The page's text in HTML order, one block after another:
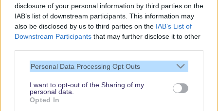
disclosure of your personal information by third parties on the
IAB’s list of downstream participants. This information may
also be disclosed by us to third parties on the IAB’s List of
Downstream Participants that may further disclose it to other
Personal Data Processing Opt Outs
I want to opt-out of the Sharing of my
personal data.
Opted In
Vielen Dank,
dass Du unsere
Seite liest.
Schau regelmäßig